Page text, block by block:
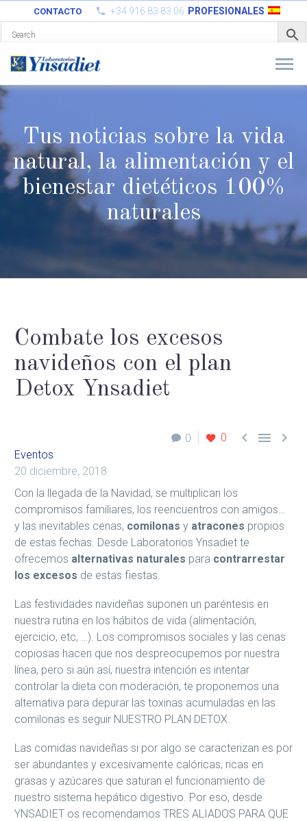
CONTACTO +34 916 83 83 06 PROFESIONALES
Tus noticias sobre la vida
natural, la alimentación y el
bienestar dietéticos 100%
naturales
Combate los excesos
navideños con el plan
Detox Ynsadiet
0 0   
Eventos
20 diciembre, 2018
Con la llegada de la Navidad, se multiplican los
compromisos familiares, los reencuentros con amigos…
y las inevitables cenas, comilonas y atracones propios
de estas fechas. Desde Laboratorios Ynsadiet te
ofrecemos alternativas naturales para contrarrestar
los excesos de estas fiestas.
Las festividades navideñas suponen un paréntesis en
nuestra rutina en los hábitos de vida (alimentación,
ejercicio, etc, …). Los compromisos sociales y las cenas
copiosas hacen que nos despreocupemos por nuestra
línea, pero si aún así, nuestra intención es intentar
controlar la dieta con moderación, te proponemos una
alternativa para depurar las toxinas acumuladas en las
comilonas es seguir NUESTRO PLAN DETOX.
Las comidas navideñas si por algo se caracterizan es por
ser abundantes y excesivamente calóricas, ricas en
grasas y azúcares que saturan el funcionamiento de
nuestro sistema hepático digestivo. Por eso, desde
YNSADIET os recomendamos TRES ALIADOS PARA QUE